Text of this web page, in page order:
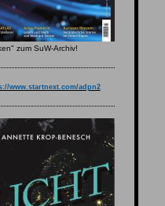
zum SuW-Archiv!
www.startnext.com/adpn2